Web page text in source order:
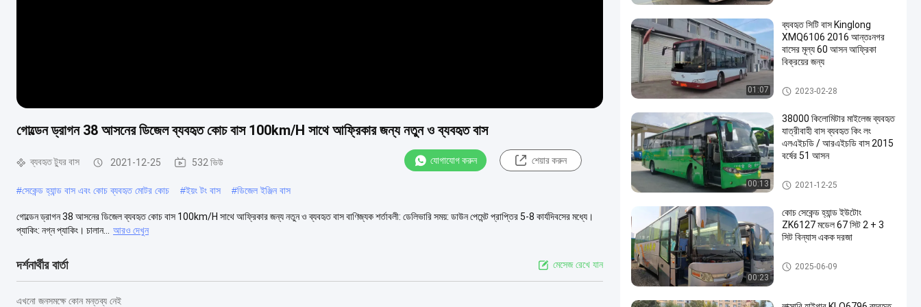
গোল্ডেন ড্রাগন 38 আসনের ডিজেল ব্যবহৃত কোচ বাস 100km/H সাথে আফ্রিকার জন্য নতুন ও ব্যবহৃত বাস
ব্যবহৃত ট্যুর বাস 2021-12-25 532 ভিউ যোগাযোগ করুন শেয়ার করুন
#সেকেন্ড হ্যান্ড বাস এবং কোচ ব্যবহৃত মোটর কোচ #ইয়ং টং বাস #ডিজেল ইঞ্জিন বাস
গোল্ডেন ড্রাগন 38 আসনের ডিজেল ব্যবহৃত কোচ বাস 100km/H সাথে আফ্রিকার জন্য নতুন ও ব্যবহৃত বাস বাণিজ্যক শর্তাবলী: ডেলিভারি সময়: ডাউন পেমেন্ট প্রাপ্তির 5-8 কার্যদিবসের মধ্যে।
প্যাকিং: নগ্ন প্যাকিং। চালান...
আরও দেখুন
দর্শনার্থীর বার্তা মেসেজ রেখে যান
এখনো জনসমক্ষে কোন মন্তব্য নেই
01:07
ব্যবহৃত সিটি বাস Kinglong
XMQ6106 2016 আন্তঃনগর
বাসের মূল্য 60 আসন আফ্রিকা
বিক্রয়ের জন্য
ব্যবহৃত ট্যুর বাস
2023-02-28
00:13
38000 কিলোমিটার মাইলেজ ব্যবহৃত
যাত্রীবাহী বাস ব্যবহৃত কিং লং
এলএইচডি / আরএইচডি বাস 2015
বর্ষের 51 আসন
ব্যবহৃত ট্যুর বাস
2021-12-25
00:23
কোচ সেকেন্ড হ্যান্ড ইউটোং
ZK6127 মডেল 67 সিট 2 + 3
সিট বিন্যাস একক দরজা
ব্যবহৃত ট্যুর বাস
2025-06-09